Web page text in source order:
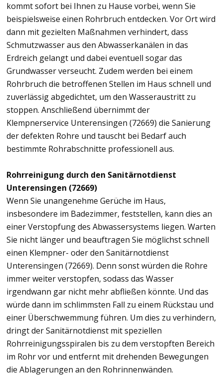
kommt sofort bei Ihnen zu Hause vorbei, wenn Sie
beispielsweise einen Rohrbruch entdecken. Vor Ort wird
dann mit gezielten Maßnahmen verhindert, dass
Schmutzwasser aus den Abwasserkanälen in das
Erdreich gelangt und dabei eventuell sogar das
Grundwasser verseucht. Zudem werden bei einem
Rohrbruch die betroffenen Stellen im Haus schnell und
zuverlässig abgedichtet, um den Wasseraustritt zu
stoppen. Anschließend übernimmt der
Klempnerservice Unterensingen (72669) die Sanierung
der defekten Rohre und tauscht bei Bedarf auch
bestimmte Rohrabschnitte professionell aus.
Rohrreinigung durch den Sanitärnotdienst
Unterensingen (72669)
Wenn Sie unangenehme Gerüche im Haus,
insbesondere im Badezimmer, feststellen, kann dies an
einer Verstopfung des Abwassersystems liegen. Warten
Sie nicht länger und beauftragen Sie möglichst schnell
einen Klempner- oder den Sanitärnotdienst
Unterensingen (72669). Denn sonst würden die Rohre
immer weiter verstopfen, sodass das Wasser
irgendwann gar nicht mehr abfließen könnte. Und das
würde dann im schlimmsten Fall zu einem Rückstau und
einer Überschwemmung führen. Um dies zu verhindern,
dringt der Sanitärnotdienst mit speziellen
Rohrreinigungsspiralen bis zu dem verstopften Bereich
im Rohr vor und entfernt mit drehenden Bewegungen
die Ablagerungen an den Rohrinnenwänden.